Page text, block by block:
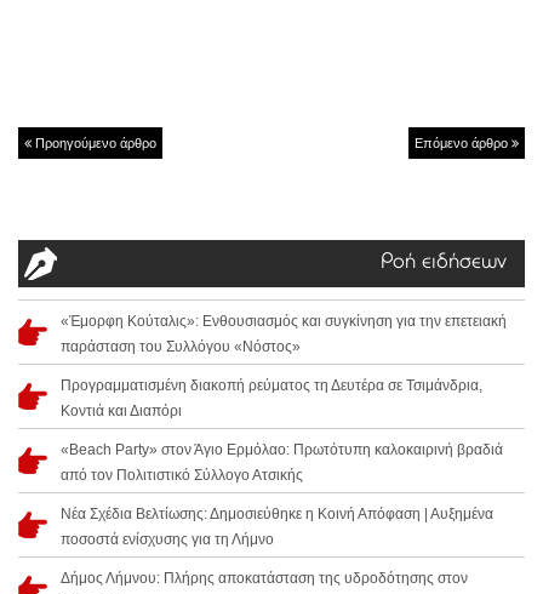
Προηγούμενο άρθρο Επόμενο άρθρο
Ροή ειδήσεων
«Έμορφη Κούταλις»: Ενθουσιασμός και συγκίνηση για την επετειακή
παράσταση του Συλλόγου «Νόστος»
Προγραμματισμένη διακοπή ρεύματος τη Δευτέρα σε Τσιμάνδρια,
Κοντιά και Διαπόρι
«Beach Party» στον Άγιο Ερμόλαο: Πρωτότυπη καλοκαιρινή βραδιά
από τον Πολιτιστικό Σύλλογο Ατσικής
Νέα Σχέδια Βελτίωσης: Δημοσιεύθηκε η Κοινή Απόφαση | Αυξημένα
ποσοστά ενίσχυσης για τη Λήμνο
Δήμος Λήμνου: Πλήρης αποκατάσταση της υδροδότησης στον